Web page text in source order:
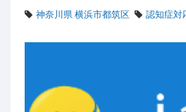
神奈川県 横浜市都筑区
認知症対